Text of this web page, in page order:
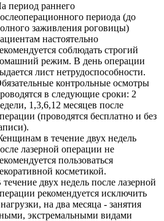
период раннего
периода (до
заживления роговицы)
настоятельно
соблюдать строгий
режим. В день операции
лист нетрудоспособности.
контрольные осмотры
в следующие сроки: 2
1,3,6,12 месяцев после
(проводятся бесплатно и без
в течение двух недель
лазерной операции не
пользоваться
косметикой.
течение двух недель после лазерной
рекомендуется исключить
на два месяца - занятия
экстремальными видами